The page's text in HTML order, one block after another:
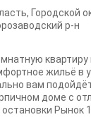
, Городской
р-н
квартиру
жильё в
вам
доме с
Рынок